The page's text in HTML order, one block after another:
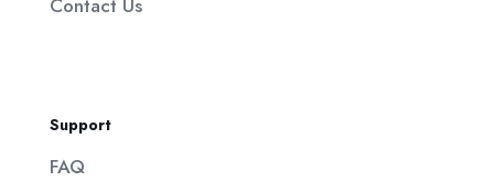
Contact Us
Support
FAQ